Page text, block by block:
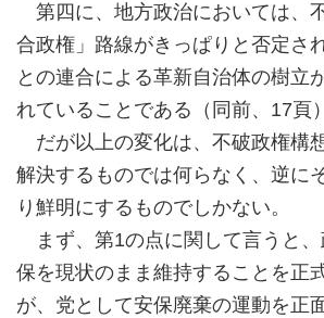
第四に、地方政治においては、
合政権」路線がきっぱりと否定さ
との連合による革新自治体の樹立
れていることである（同前、17頁
だが以上の変化は、不破政権構
解決するものでは何らなく、逆に
り鮮明にするものでしかない。
まず、第1の点に関して言うと、
保を現状のまま維持することを正
が、党として安保廃棄の運動を正